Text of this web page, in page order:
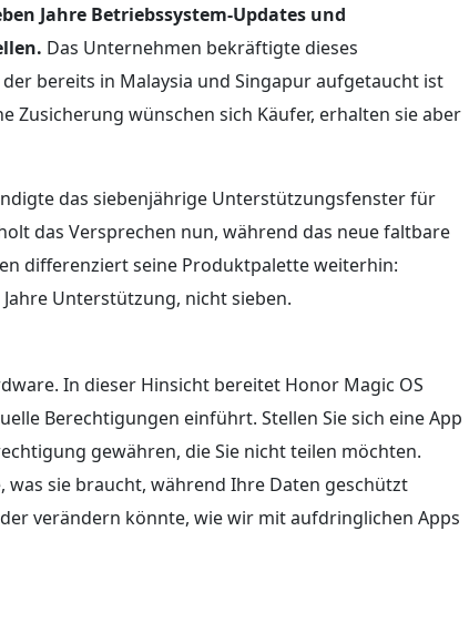
Jahre Betriebssystem-Updates und
Das Unternehmen bekräftigte dieses
bereits in Malaysia und Singapur aufgetaucht ist
Zusicherung wünschen sich Käufer, erhalten sie aber
das siebenjährige Unterstützungsfenster für
das Versprechen nun, während das neue faltbare
differenziert seine Produktpalette weiterhin:
Unterstützung, nicht sieben.
In dieser Hinsicht bereitet Honor Magic OS
Berechtigungen einführt. Stellen Sie sich eine App
gewähren, die Sie nicht teilen möchten.
was sie braucht, während Ihre Daten geschützt
verändern könnte, wie wir mit aufdringlichen Apps